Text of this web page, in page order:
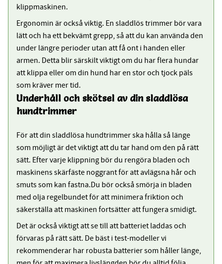
klippmaskinen.
Ergonomin är också viktig. En sladdlös trimmer bör vara
lätt och ha ett bekvämt grepp, så att du kan använda den
under längre perioder utan att få ont i handen eller
armen. Detta blir särskilt viktigt om du har flera hundar
att klippa eller om din hund har en stor och tjock päls
som kräver mer tid.
Underhåll och skötsel av din sladdlösa
hundtrimmer
För att din sladdlösa hundtrimmer ska hålla så länge
som möjligt är det viktigt att du tar hand om den på rätt
sätt. Efter varje klippning bör du rengöra bladen och
maskinens skärfäste noggrant för att avlägsna hår och
smuts som kan fastna.Du bör också smörja in bladen
med olja regelbundet för att minimera friktion och
säkerställa att maskinen fortsätter att fungera smidigt.
Det är också viktigt att se till att batteriet laddas och
förvaras på rätt sätt. De bäst i test-modeller vi
rekommenderar har robusta batterier som håller länge,